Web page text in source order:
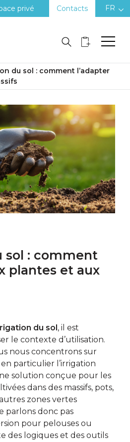
privé Contacts FR
du sol : comment l’adapter
sol : comment
plantes et aux
du sol , il est
le contexte d’utilisation.
nous concentrons sur
en particulier l’irrigation
solution conçue pour les
dans des massifs, pots,
zones vertes
parlons donc pas
pour pelouses ou
des logiques et des outils